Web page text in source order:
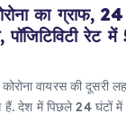
का ग्राफ,
रेट
वायरस की दूसरी
देश में पिछले 24 घंटों में